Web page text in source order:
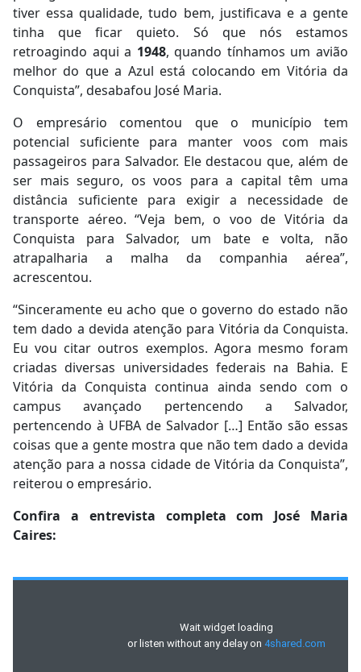
tiver essa qualidade, tudo bem, justificava e a gente
tinha que ficar quieto. Só que nós estamos
retroagindo aqui a 1948, quando tínhamos um avião
melhor do que a Azul está colocando em Vitória da
Conquista”, desabafou José Maria.
O empresário comentou que o município tem
potencial suficiente para manter voos com mais
passageiros para Salvador. Ele destacou que, além de
ser mais seguro, os voos para a capital têm uma
distância suficiente para exigir a necessidade de
transporte aéreo. “Veja bem, o voo de Vitória da
Conquista para Salvador, um bate e volta, não
atrapalharia a malha da companhia aérea”,
acrescentou.
“Sinceramente eu acho que o governo do estado não
tem dado a devida atenção para Vitória da Conquista.
Eu vou citar outros exemplos. Agora mesmo foram
criadas diversas universidades federais na Bahia. E
Vitória da Conquista continua ainda sendo com o
campus avançado pertencendo a Salvador,
pertencendo à UFBA de Salvador […] Então são essas
coisas que a gente mostra que não tem dado a devida
atenção para a nossa cidade de Vitória da Conquista”,
reiterou o empresário.
Confira a entrevista completa com José Maria
Caires: